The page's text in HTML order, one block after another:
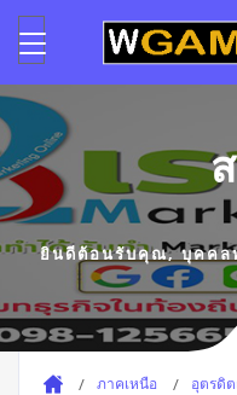
ยินดีต้อนรับคุณ,บุคคล
ภาคเหนือ อุตรดิ